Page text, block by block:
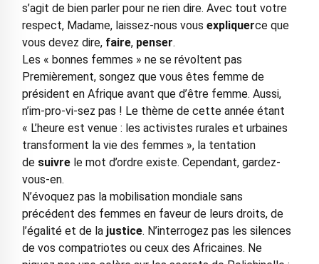
s’agit de bien parler pour ne rien dire. Avec tout votre
respect, Madame, laissez-nous vous expliquerce que
vous devez dire, faire, penser.
Les « bonnes femmes » ne se révoltent pas
Premièrement, songez que vous êtes femme de
président en Afrique avant que d’être femme. Aussi,
n’im-pro-vi-sez pas ! Le thème de cette année étant
« L’heure est venue : les activistes rurales et urbaines
transforment la vie des femmes », la tentation
de suivrele mot d’ordre existe. Cependant, gardez-
vous-en.
N’évoquez pas la mobilisation mondiale sans
précédent des femmes en faveur de leurs droits, de
l’égalité et de la justice. N’interrogez pas les silences
de vos compatriotes ou ceux des Africaines. Ne